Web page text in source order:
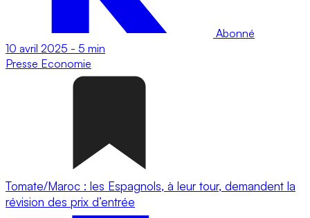
Abonné
10 avril 2025 - 5 min
Presse Economie
Tomate/Maroc : les Espagnols, à leur tour, demandent la
révision des prix d’entrée